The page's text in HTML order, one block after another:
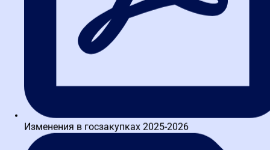
Маркетплейсы для школ и платные ящики на
Госуслугах: новые правила для поставщиков по 44-ФЗ
Изменения в госзакупках 2025-2026